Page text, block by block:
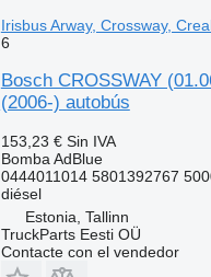
Irisbus Arway, Crossway,
6
Bosch CROSSWAY
(2006-) autobús
153,23 € Sin IVA
Bomba AdBlue
0444011014 5801392767
diésel
Estonia, Tallinn
TruckParts Eesti OÜ
Contacte con el vendedor